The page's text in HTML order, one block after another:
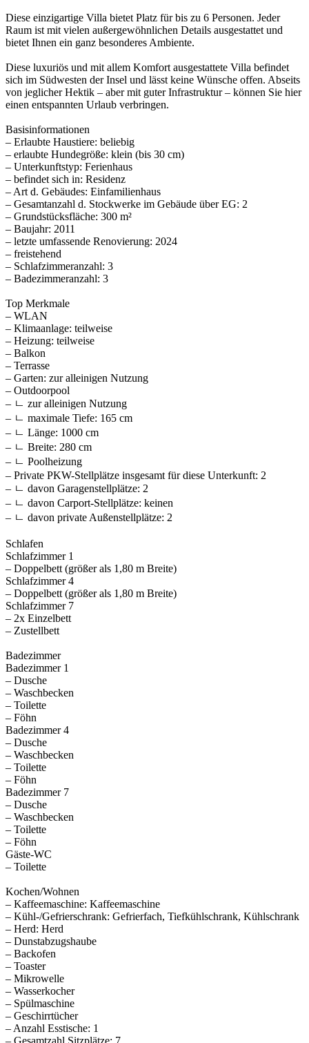
Diese einzigartige Villa bietet Platz für bis zu 6 Personen. Jeder
Raum ist mit vielen außergewöhnlichen Details ausgestattet und
bietet Ihnen ein ganz besonderes Ambiente.
Diese luxuriös und mit allem Komfort ausgestattete Villa befindet
sich im Südwesten der Insel und lässt keine Wünsche offen. Abseits
von jeglicher Hektik – aber mit guter Infrastruktur – können Sie hier
einen entspannten Urlaub verbringen.
Basisinformationen
– Erlaubte Haustiere: beliebig
– erlaubte Hundegröße: klein (bis 30 cm)
– Unterkunftstyp: Ferienhaus
– befindet sich in: Residenz
– Art d. Gebäudes: Einfamilienhaus
– Gesamtanzahl d. Stockwerke im Gebäude über EG: 2
– Grundstücksfläche: 300 m²
– Baujahr: 2011
– letzte umfassende Renovierung: 2024
– freistehend
– Schlafzimmeranzahl: 3
– Badezimmeranzahl: 3
Top Merkmale
– WLAN
– Klimaanlage: teilweise
– Heizung: teilweise
– Balkon
– Terrasse
– Garten: zur alleinigen Nutzung
– Outdoorpool
– ㄴ zur alleinigen Nutzung
– ㄴ maximale Tiefe: 165 cm
– ㄴ Länge: 1000 cm
– ㄴ Breite: 280 cm
– ㄴ Poolheizung
– Private PKW-Stellplätze insgesamt für diese Unterkunft: 2
– ㄴ davon Garagenstellplätze: 2
– ㄴ davon Carport-Stellplätze: keinen
– ㄴ davon private Außen­stellplätze: 2
Schlafen
Schlafzimmer 1
– Doppelbett (größer als 1,80 m Breite)
Schlafzimmer 4
– Doppelbett (größer als 1,80 m Breite)
Schlafzimmer 7
– 2x Einzelbett
– Zustellbett
Badezimmer
Badezimmer 1
– Dusche
– Waschbecken
– Toilette
– Föhn
Badezimmer 4
– Dusche
– Waschbecken
– Toilette
– Föhn
Badezimmer 7
– Dusche
– Waschbecken
– Toilette
– Föhn
Gäste-WC
– Toilette
Kochen/Wohnen
– Kaffeemaschine: Kaffeemaschine
– Kühl-/Gefrierschrank: Gefrierfach, Tiefkühlschrank, Kühlschrank
– Herd: Herd
– Dunstabzugshaube
– Backofen
– Toaster
– Mikrowelle
– Wasserkocher
– Spülmaschine
– Geschirrtücher
– Anzahl Esstische: 1